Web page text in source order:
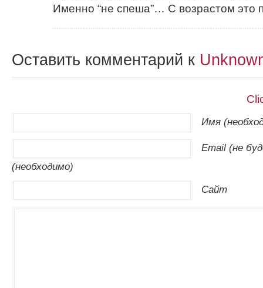
Именно “не спеша”… С возрастом это
Оставить комментарий к
Имя
Email (не
(необходимо)
Сайт